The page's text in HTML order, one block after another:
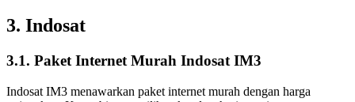
3. Indosat
3.1. Paket Internet Murah Indosat IM3
Indosat IM3 menawarkan paket internet murah dengan harga